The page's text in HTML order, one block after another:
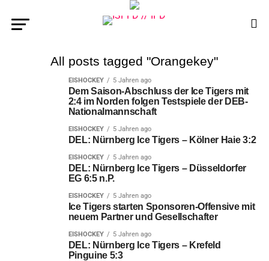
All posts tagged "Orangekey"
EISHOCKEY 5 Jahren ago
Dem Saison-Abschluss der Ice Tigers mit
2:4 im Norden folgen Testspiele der DEB-
Nationalmannschaft
EISHOCKEY 5 Jahren ago
DEL: Nürnberg Ice Tigers – Kölner Haie 3:2
EISHOCKEY 5 Jahren ago
DEL: Nürnberg Ice Tigers – Düsseldorfer
EG 6:5 n.P.
EISHOCKEY 5 Jahren ago
Ice Tigers starten Sponsoren-Offensive mit
neuem Partner und Gesellschafter
EISHOCKEY 5 Jahren ago
DEL: Nürnberg Ice Tigers – Krefeld
Pinguine 5:3